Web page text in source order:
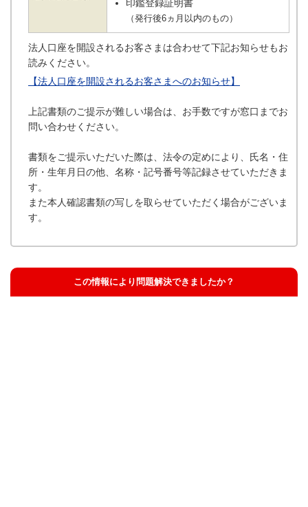
印鑑登録証明書
（発行後6ヵ月以内のもの）
法人口座を開設されるお客さまは合わせて下記お知らせもお
読みください。
【法人口座を開設されるお客さまへのお知らせ】
上記書類のご提示が難しい場合は、お手数ですが窓口までお
問い合わせください。
書類をご提示いただいた際は、法令の定めにより、氏名・住
所・生年月日の他、名称・記号番号等記録させていただきま
す。
また本人確認書類の写しを取らせていただく場合がございま
す。
この情報により問題解決できましたか？